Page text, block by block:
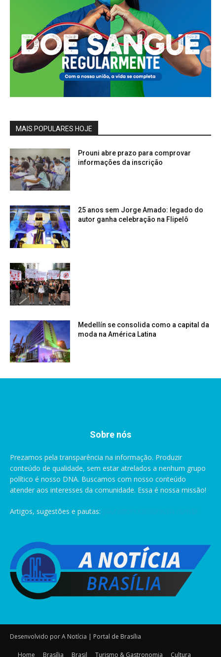
MAIS POPULARES HOJE
Prouni abre prazo para comprovar
informações da inscrição
25 anos sem Jorge Amado: legado do
autor ganha celebração na Flipelô
Medellín se consolida como a capital da
moda na América Latina
Sobre nós
Prezamos pela transparência na informação. Produzir
conteúdo de qualidade, sem estar atrelados a nenhum grupo
político é nosso DNA. Buscamos com nosso conteúdo
atender aos interesses da comunidade. Essa é nossa missão!
Artigos, sugestões e pautas: pauta@anoticiabrasilia.com.br
Desenvolvido por A Notícia | Portal de Brasília
Home Brasília Brasil Turismo & Gastronomia Cultura